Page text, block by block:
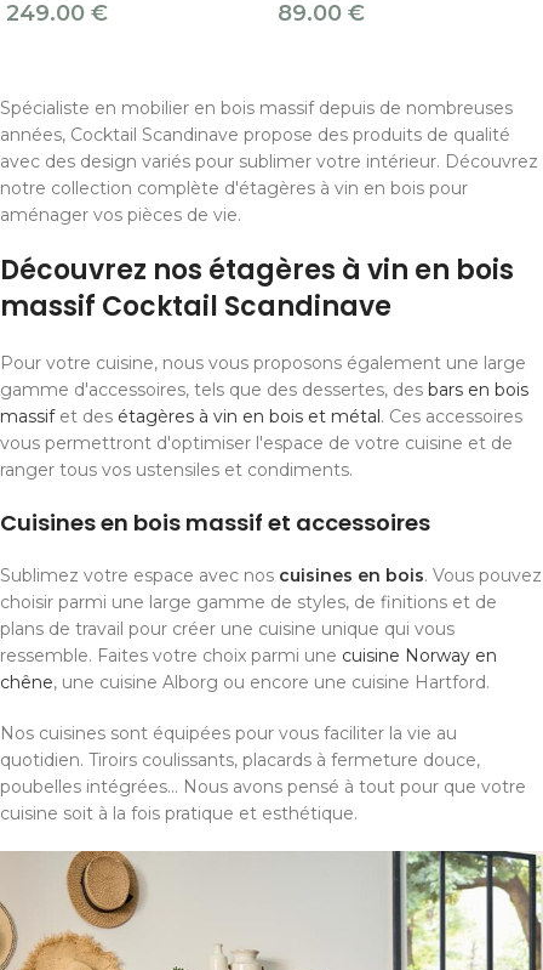
249.00 € 89.00 €
Spécialiste en mobilier en bois massif depuis de nombreuses
années, Cocktail Scandinave propose des produits de qualité
avec des design variés pour sublimer votre intérieur. Découvrez
notre collection complète d'étagères à vin en bois pour
aménager vos pièces de vie.
Découvrez nos étagères à vin en bois
massif Cocktail Scandinave
Pour votre cuisine, nous vous proposons également une large
gamme d'accessoires, tels que des dessertes, des bars en bois
massifet des étagères à vin en bois et métal. Ces accessoires
vous permettront d'optimiser l'espace de votre cuisine et de
ranger tous vos ustensiles et condiments.
Cuisines en bois massif et accessoires
Sublimez votre espace avec nos cuisines en bois. Vous pouvez
choisir parmi une large gamme de styles, de finitions et de
plans de travail pour créer une cuisine unique qui vous
ressemble. Faites votre choix parmi une cuisine Norway en
chêne, une cuisine Alborg ou encore une cuisine Hartford.
Nos cuisines sont équipées pour vous faciliter la vie au
quotidien. Tiroirs coulissants, placards à fermeture douce,
poubelles intégrées... Nous avons pensé à tout pour que votre
cuisine soit à la fois pratique et esthétique.